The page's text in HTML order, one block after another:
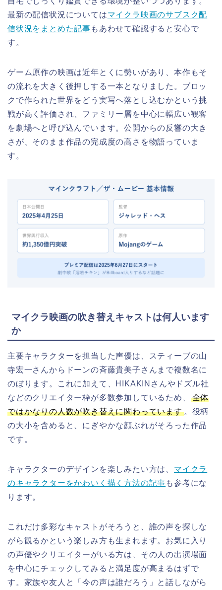
最新の配信状況についてはマイクラ映画のサブスク配
信状況をまとめた記事 もあわせて確認すると安心で
す。
ゲーム原作の映画は近年とくに勢いがあり、本作もそ
の流れを大きく後押しする一本となりました。ブロッ
クで作られた世界をどう実写へ落とし込むかという挑
戦が高く評価され、ファミリー層を中心に幅広い観客
を劇場へと呼び込んでいます。公開からの反響の大き
さが、そのまま作品の完成度の高さを物語っていま
す。
マイクラ映画の吹き替えキャストは何人います
か
主要キャラクターを担当した声優は、スティーブの山
寺宏一さんからドーンの斉藤貴美子さんまで複数名に
のぼります。これに加えて、HIKAKINさんやドズル社
などのクリエイター枠が多数参加しているため、
全体
ではかなりの人数が吹き替えに関わっています。役柄
の大小を含めると、にぎやかな顔ぶれがそろった作品
です。
キャラクターのデザインを楽しみたい方は、 マイクラ
のキャラクターをかわいく描く方法の記事 も参考にな
ります。
これだけ多彩なキャストがそろうと、誰の声を探しな
がら観るかという楽しみ方も生まれます。お気に入り
の声優やクリエイターがいる方は、その人の出演場面
を中心にチェックしてみると満足度が高まるはずで
す。家族や友人と「今の声は誰だろう」と話しながら